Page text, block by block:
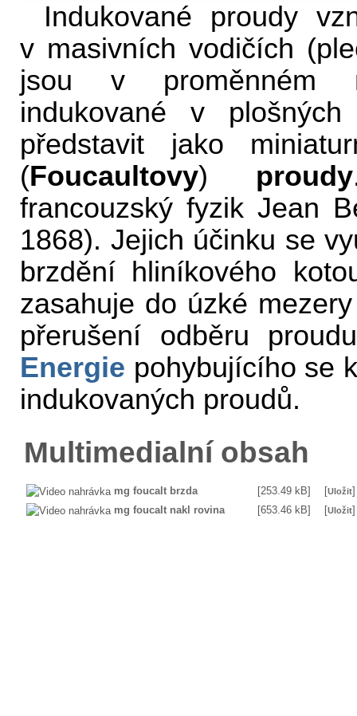
Indukované proudy
v masivních vodičích
jsou v proměnném
indukované v
představit jako
(Foucaultovy) proudy
francouzský fyzik Jean
1868). Jejich účinku se
brzdění hliníkového
zasahuje do úzké
přerušení odběru
Energie pohybujícího se
indukovaných proudů.
Multimedialní obsah
mg foucalt brzda [253.49 kB] [Uložit]
mg foucalt nakl rovina
[653.46 kB] [Uložit]